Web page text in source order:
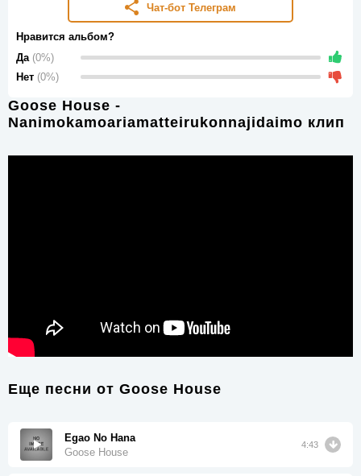
Чат-бот Телеграм
Нравится альбом?
Да (0%)
Нет (0%)
Goose House -
Nanimokamoariamatteirukonnajidaimo клип
Еще песни от Goose House
Egao No Hana
Goose House
4:43